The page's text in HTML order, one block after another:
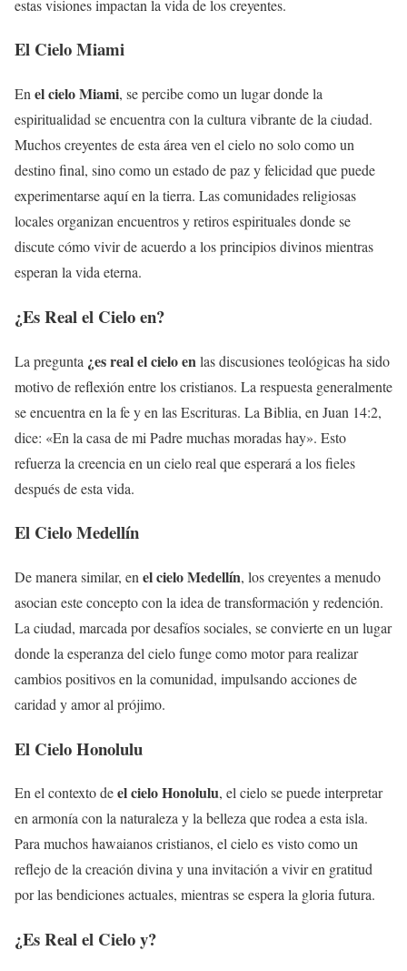
estas visiones impactan la vida de los creyentes.
El Cielo Miami
En el cielo Miami, se percibe como un lugar donde la
espiritualidad se encuentra con la cultura vibrante de la ciudad.
Muchos creyentes de esta área ven el cielo no solo como un
destino final, sino como un estado de paz y felicidad que puede
experimentarse aquí en la tierra. Las comunidades religiosas
locales organizan encuentros y retiros espirituales donde se
discute cómo vivir de acuerdo a los principios divinos mientras
esperan la vida eterna.
¿Es Real el Cielo en?
La pregunta ¿es real el cielo en las discusiones teológicas ha sido
motivo de reflexión entre los cristianos. La respuesta generalmente
se encuentra en la fe y en las Escrituras. La Biblia, en Juan 14:2,
dice: «En la casa de mi Padre muchas moradas hay». Esto
refuerza la creencia en un cielo real que esperará a los fieles
después de esta vida.
El Cielo Medellín
De manera similar, en el cielo Medellín, los creyentes a menudo
asocian este concepto con la idea de transformación y redención.
La ciudad, marcada por desafíos sociales, se convierte en un lugar
donde la esperanza del cielo funge como motor para realizar
cambios positivos en la comunidad, impulsando acciones de
caridad y amor al prójimo.
El Cielo Honolulu
En el contexto deel cielo Honolulu, el cielo se puede interpretar
en armonía con la naturaleza y la belleza que rodea a esta isla.
Para muchos hawaianos cristianos, el cielo es visto como un
reflejo de la creación divina y una invitación a vivir en gratitud
por las bendiciones actuales, mientras se espera la gloria futura.
¿Es Real el Cielo y?